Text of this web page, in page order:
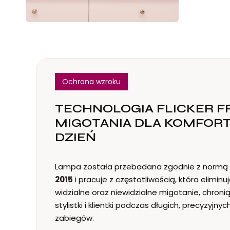
Ochrona wzroku
TECHNOLOGIA FLICKER
MIGOTANIA DLA
DZIEŃ
Lampa została przebadana zgodnie z normą
2015 i pracuje z częstotliwością, która
widzialne oraz niewidzialne migotanie,
stylistki i klientki podczas długich,
zabiegów.